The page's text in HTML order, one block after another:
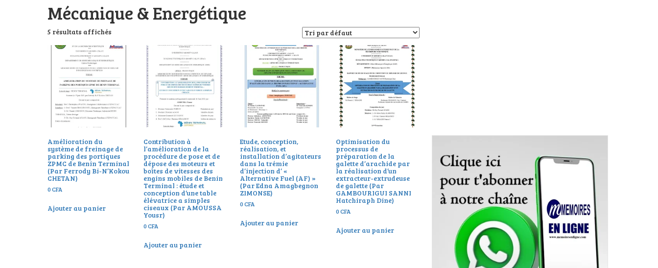
Mécanique & Energétique
5 résultats affichés
Amélioration du
système de freinage de
parking des portiques
ZPMC de Benin Terminal
(Par Ferrody Bi-N’Kokou
CHETAN)
0CFA
Ajouter au panier
Contribution à
l’amélioration de la
procédure de pose et de
dépose des moteurs et
boîtes de vitesses des
engins mobiles de Benin
Terminal : étude et
conception d’une table
élévatrice a simples
ciseaux (Par AMOUSSA
Yousr)
0CFA
Ajouter au panier
Etude, conception,
réalisation, et
installation d’agitateurs
dans la trémie
d’injection d’ «
Alternative Fuel (AF) »
(Par Edna Amagbegnon
ZIMONSE)
0CFA
Ajouter au panier
Optimisation du
processus de
préparation de la
galette d’arachide par
la réalisation d’un
extracteur-extrudeuse
de galette (Par
GAMBOURIGUI SANNI
Hatchiraph Dine)
0CFA
Ajouter au panier